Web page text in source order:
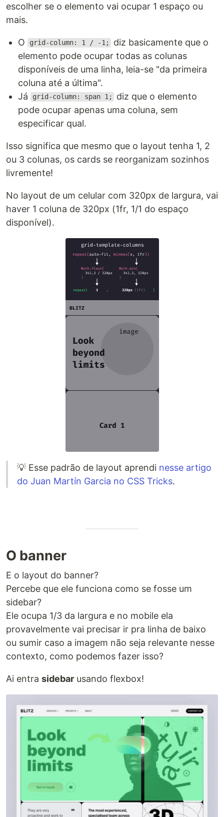
escolher se o elemento vai ocupar 1 espaço ou
mais.
O grid-column: 1 / -1;
diz basicamente que o
elemento pode ocupar todas as colunas
disponíveis de uma linha, leia-se "da primeira
coluna até a última".
Já
grid-column: span 1;
diz que o elemento
pode ocupar apenas uma coluna, sem
especificar qual.
Isso significa que mesmo que o layout tenha 1, 2
ou 3 colunas, os cards se reorganizam sozinhos
livremente!
No layout de um celular com 320px de largura, vai
haver 1 coluna de 320px (1fr, 1/1 do espaço
disponível).
💡 Esse padrão de layout aprendi nesse artigo
do Juan Martín Garcia no CSS Tricks.
O banner
E o layout do banner?
Percebe que ele funciona como se fosse um
sidebar?
Ele ocupa 1/3 da largura e no mobile ela
provavelmente vai precisar ir pra linha de baixo
ou sumir caso a imagem não seja relevante nesse
contexto, como podemos fazer isso?
Ai entra sidebar usando flexbox!